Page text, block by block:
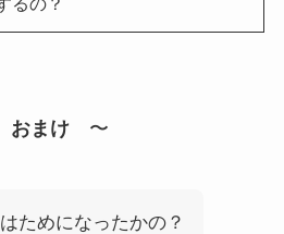
おまけ 〜
ためになったかの？